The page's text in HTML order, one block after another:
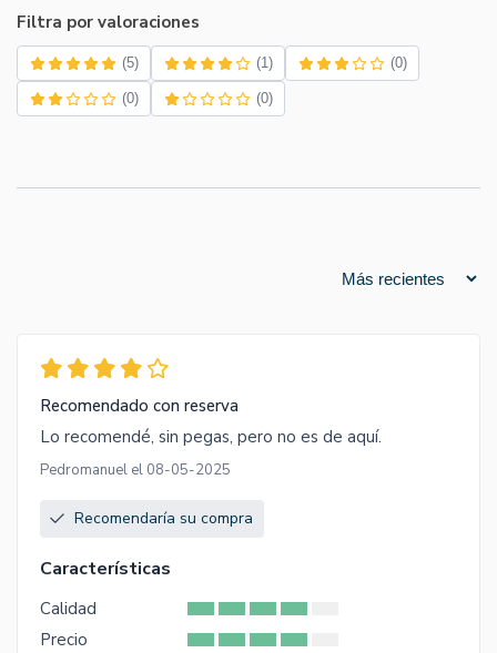
Filtra por valoraciones
(5) (1) (0)
(0) (0)
Recomendado con reserva
Lo recomendé, sin pegas, pero no es de aquí.
Pedromanuel el 08-05-2025
Recomendaría su compra
Características
Calidad
Precio